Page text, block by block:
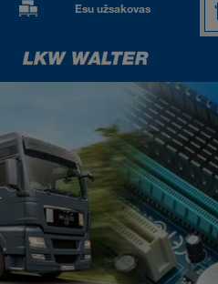
Esu užsakovas
PRODUKTAI IR PASLAUGOS
Kelių transportas
Skaitmeniniai sprendimai
Kombinuotasis transportas